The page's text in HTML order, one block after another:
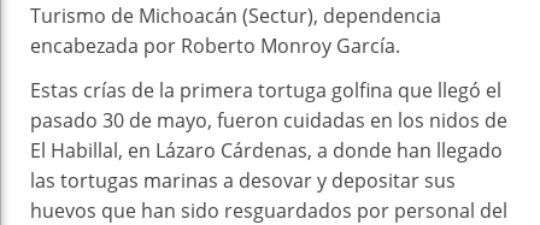
Turismo de Michoacán (Sectur), dependencia
encabezada por Roberto Monroy García.
Estas crías de la primera tortuga golfina que llegó el
pasado 30 de mayo, fueron cuidadas en los nidos de
El Habillal, en Lázaro Cárdenas, a donde han llegado
las tortugas marinas a desovar y depositar sus
huevos que han sido resguardados por personal del